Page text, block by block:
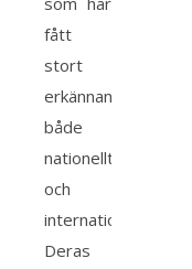
fått
stort
erkännande
både
nationellt
och
internationellt.
Deras